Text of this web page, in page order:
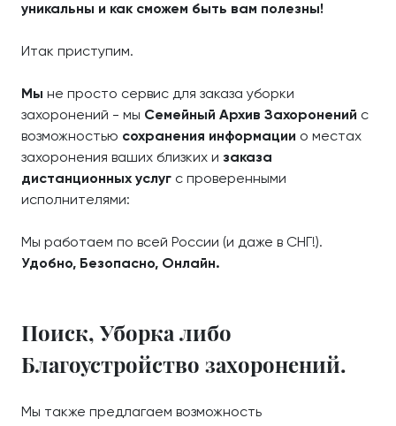
уникальны и как сможем быть вам полезны!
Итак приступим.
Мы не просто сервис для заказа уборки
захоронений - мы Семейный Архив Захоронений с
возможностью сохранения информации о местах
захоронения ваших близких и заказа
дистанционных услуг с проверенными
исполнителями:
Мы работаем по всей России (и даже в СНГ!).
Удобно, Безопасно, Онлайн.
Поиск, Уборка либо
Благоустройство захоронений.
Мы также предлагаем возможность